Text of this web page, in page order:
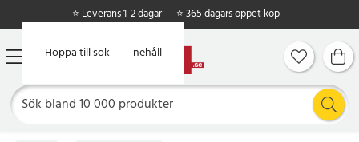
Hoppa till huvudinnehåll
Hoppa till sök
⭐ Leverans 1-2 dagar ⭐ 365 dagars öppet köp